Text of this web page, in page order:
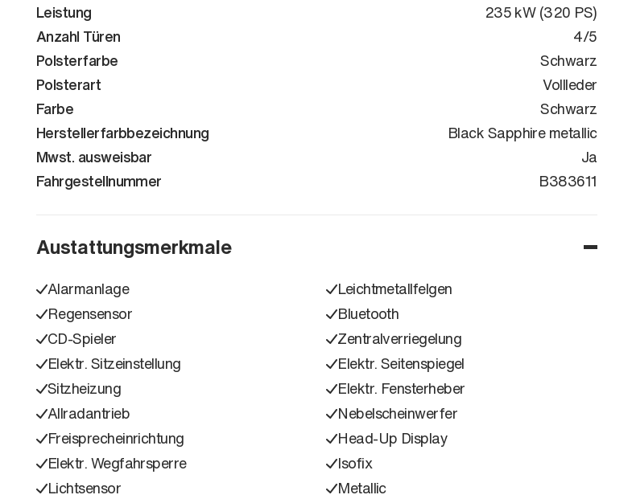
Leistung
235 kW (320 PS)
Anzahl Türen
4/5
Polsterfarbe
Schwarz
Polsterart
Vollleder
Farbe
Schwarz
Herstellerfarbbezeichnung
Black Sapphire metallic
Mwst. ausweisbar
Ja
Fahrgestellnummer
B383611
Austattungsmerkmale
Alarmanlage
Leichtmetallfelgen
Regensensor
Bluetooth
CD-Spieler
Zentralverriegelung
Elektr. Sitzeinstellung
Elektr. Seitenspiegel
Sitzheizung
Elektr. Fensterheber
Allradantrieb
Nebelscheinwerfer
Freisprecheinrichtung
Head-Up Display
Elektr. Wegfahrsperre
Isofix
Lichtsensor
Metallic